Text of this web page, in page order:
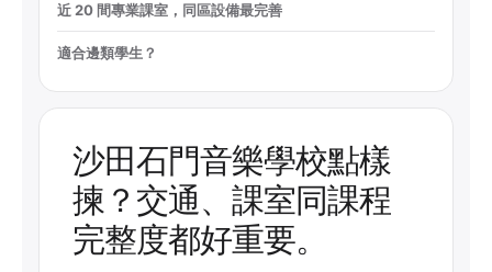
近 20 間專業課室，同區設備最完善
適合邊類學生？
沙田石門音樂學校點樣
揀？交通、課室同課程
完整度都好重要。